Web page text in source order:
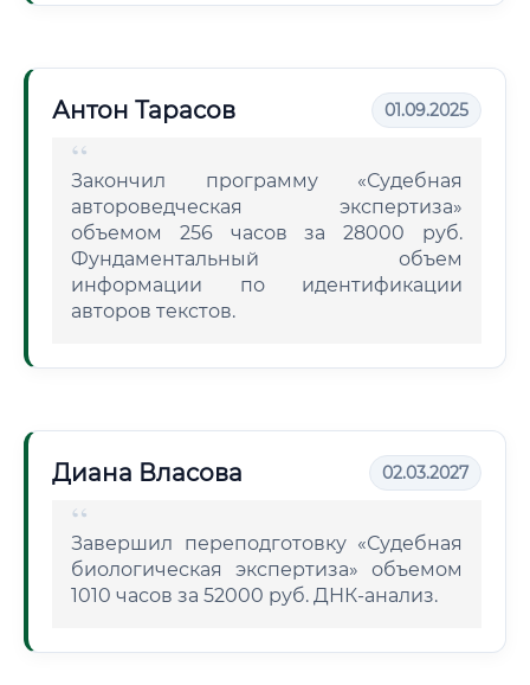
Антон Тарасов 01.09.2025
Закончил программу «Судебная
автороведческая экспертиза»
объемом 256 часов за 28000 руб.
Фундаментальный объем
информации по идентификации
авторов текстов.
Диана Власова 02.03.2027
Завершил переподготовку «Судебная
биологическая экспертиза» объемом
1010 часов за 52000 руб. ДНК-анализ.